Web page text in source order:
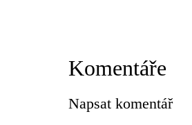
Komentáře
Napsat komentář